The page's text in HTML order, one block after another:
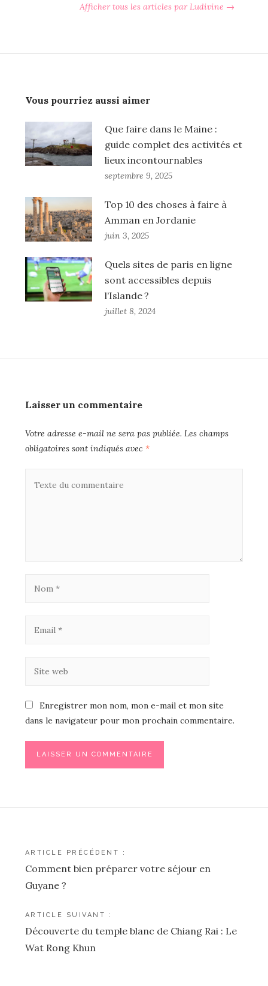
Afficher tous les articles par Ludivine →
Vous pourriez aussi aimer
Que faire dans le Maine :
guide complet des activités et
lieux incontournables
septembre 9, 2025
Top 10 des choses à faire à
Amman en Jordanie
juin 3, 2025
Quels sites de paris en ligne
sont accessibles depuis
l’Islande ?
juillet 8, 2024
Laisser un commentaire
Votre adresse e-mail ne sera pas publiée. Les champs
obligatoires sont indiqués avec *
Enregistrer mon nom, mon e-mail et mon site
dans le navigateur pour mon prochain commentaire.
Navigation
de
ARTICLE PRÉCÉDENT :
Comment bien préparer votre séjour en
Guyane ?
ARTICLE SUIVANT :
Découverte du temple blanc de Chiang Rai : Le
Wat Rong Khun